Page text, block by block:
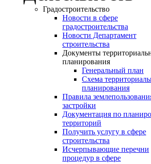
Градостроительство
Новости в сфере
градостроительства
Новости Департамент
строительства
Документы
планирования
Генеральный план
Схема
планирования
Правила
застройки
Документация по
территорий
Получить услугу в сфере
строительства
Исчерпывающие перечни
процедур в сфере